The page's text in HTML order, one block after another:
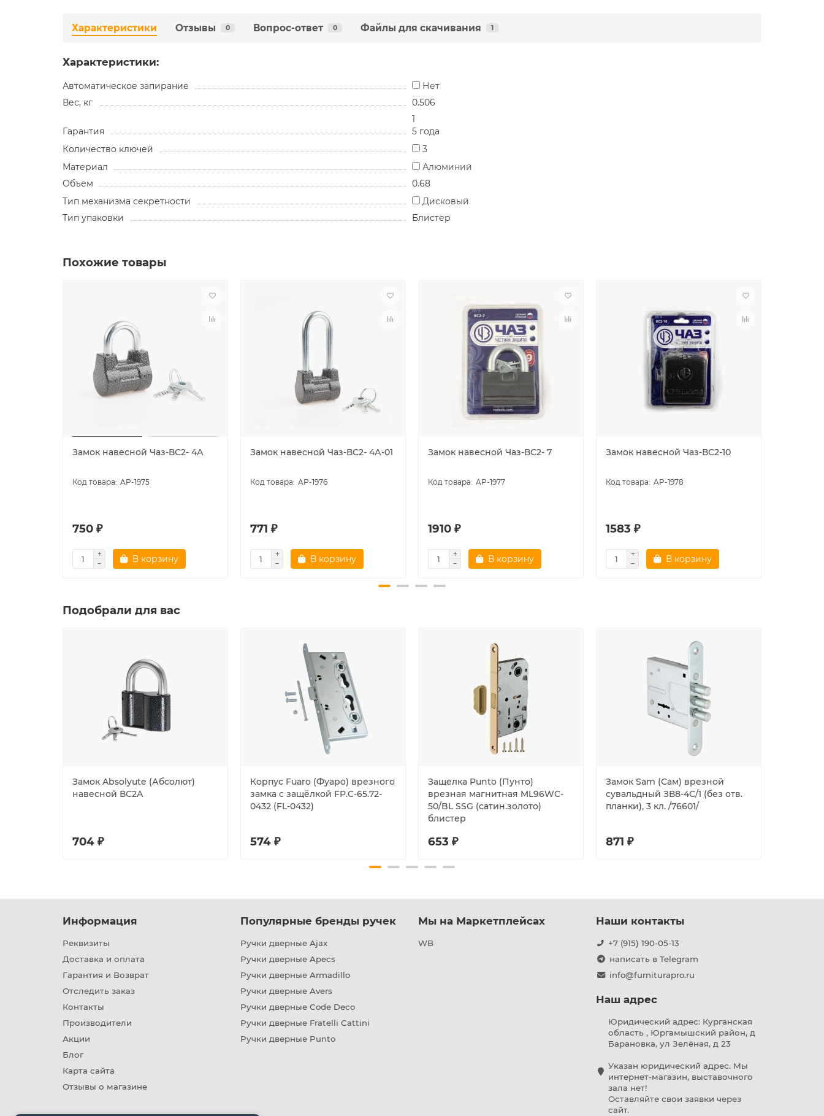
Характеристики Отзывы 0 Вопрос-ответ 0 Файлы для скачивания 1
Характеристики:
Автоматическое запирание
Нет
Вес, кг
0.506
Гарантия
1
5 года
Количество ключей
3
Материал
Алюминий
Объем
0.68
Тип механизма секретности
Дисковый
Тип упаковки
Блистер
Похожие товары
Замок навесной Чаз-ВС2- 4А
AP-1975
750 ₽
В корзину
Замок навесной Чаз-ВС2- 4А-01
AP-1976
771 ₽
В корзину
Замок навесной Чаз-ВС2- 7
AP-1977
1910 ₽
В корзину
Замок навесной Чаз-ВС2-10
AP-1978
1583 ₽
В корзину
Подобрали для вас
Замок Absolyute (Абсолют)
навесной ВС2А
704 ₽
Корпус Fuaro (Фуаро) врезного
замка c защёлкой FP.C-65.72-
0432 (FL-0432)
574 ₽
Защелка Punto (Пунто)
врезная магнитная ML96WC-
50/BL SSG (сатин.золото)
блистер
653 ₽
Замок Sam (Сам) врезной
сувальдный ЗВ8-4С/1 (без отв.
планки), 3 кл. /76601/
871 ₽
Информация
Реквизиты
Доставка и оплата
Гарантия и Возврат
Отследить заказ
Контакты
Производители
Акции
Блог
Карта сайта
Отзывы о магазине
Популярные бренды ручек
Ручки дверные Ajax
Ручки дверные Apecs
Ручки дверные Armadillo
Ручки дверные Avers
Ручки дверные Code Deco
Ручки дверные Fratelli Cattini
Ручки дверные Punto
Мы на Маркетплейсах
WB
Наши контакты
+7 (915) 190-05-13
написать в Telegram
info@furniturapro.ru
Наш адрес
Юридический адрес: Курганская
область , Юргамышский район, д
Барановка, ул Зелёная, д 23
Указан юридический адрес. Мы
интернет-магазин, выставочного
зала нет!
Оставляйте свои заявки через
сайт.